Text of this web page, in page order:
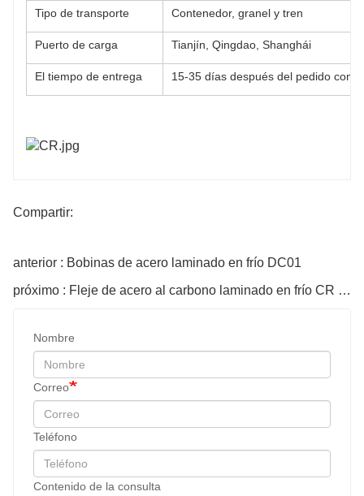
Tipo de transporte Contenedor, granel y tren
Puerto de carga Tianjín, Qingdao, Shanghái
El tiempo de entrega 15-35 días después del pedido
Compartir:
anterior : Bobinas de acero laminado en frío DC01
próximo : Fleje de acero al carbono laminado en frío CR en bobinas
Nombre
Correo
Teléfono
Contenido de la consulta